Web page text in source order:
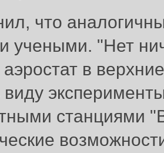
что
учеными. "Нет
аэростат в
станциями